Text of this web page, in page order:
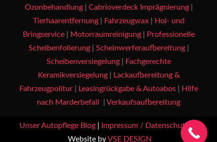
Ozonbehandlung| Cabrioverdeck Imprägnierung|
Tierhaarentfernung| Fahrzeugwax|
Hol- und
Bringservice| Motorraumreinigung|
Professionelle
Scheibenfolierung| Scheinwerferaufbereitung|
Scheibenversiegelung|
Fachgerechte
Keramikversiegelung|
Lackaufbereitung &
Fahrzeugpolitur| Leasingrückgabe & Autoabos|
Hilfe
nach Marderbefall
Verkaufsaufbereitung
Unser Autopflege Blog| Impressum / Datenschutz
|
Website by VSE DESIGN